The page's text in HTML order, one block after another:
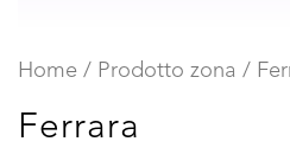
Home / Prodotto zona /
Ferrara